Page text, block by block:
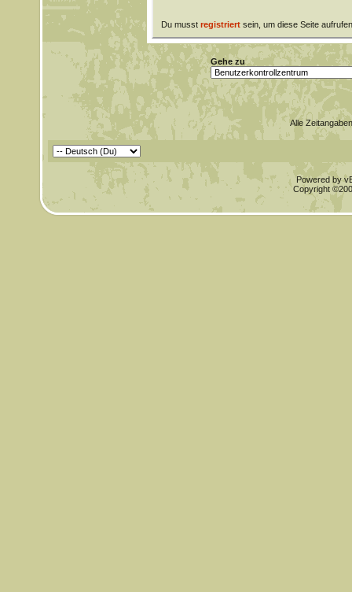
Du musst registriertsein, um diese Seite
Gehe zu
Alle
Powered by
Copyright